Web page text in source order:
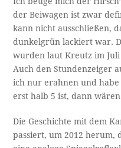
der Beiwagen ist zwar
kann nicht ausschließen,
dunkelgrün lackiert war.
wurden laut Kreutz im
Auch den Stundenzeiger
ich nur erahnen und
erst halb 5 ist, dann
Die Geschichte mit dem
passiert, um 2012 herum,